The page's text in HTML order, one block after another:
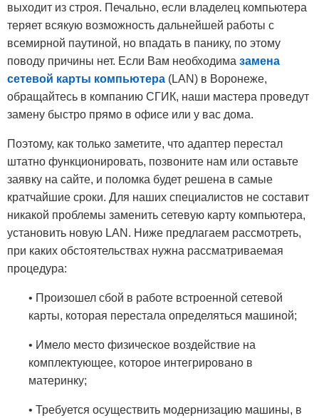
выходит из строя. Печально, если владелец компьютера
теряет всякую возможность дальнейшей работы с
всемирной паутиной, но впадать в панику, по этому
поводу причины нет. Если Вам необходима замена
сетевой карты компьютера (LAN) в Воронеже,
обращайтесь в компанию СГИК, наши мастера проведут
замену быстро прямо в офисе или у вас дома.
Поэтому, как только заметите, что адаптер перестал
штатно функционировать, позвоните нам или оставьте
заявку на сайте, и поломка будет решена в самые
кратчайшие сроки. Для наших специалистов не составит
никакой проблемы заменить сетевую карту компьютера,
установить новую LAN. Ниже предлагаем рассмотреть,
при каких обстоятельствах нужна рассматриваемая
процедура:
• Произошел сбой в работе встроенной сетевой
карты, которая перестала определяться машиной;
• Имело место физическое воздействие на
комплектующее, которое интегрировано в
материнку;
• Требуется осуществить модернизацию машины, в